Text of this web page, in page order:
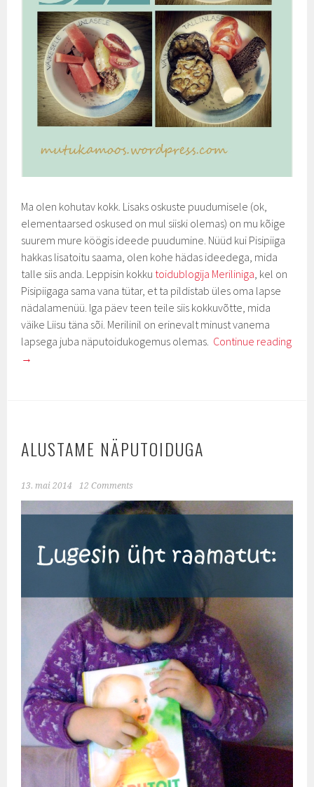
Ma olen kohutav kokk. Lisaks oskuste puudumisele (ok,
elementaarsed oskused on mul siiski olemas) on mu kõige
suurem mure köögis ideede puudumine. Nüüd kui Pisipiiga
hakkas lisatoitu saama, olen kohe hädas ideedega, mida
talle siis anda. Leppisin kokku toidublogija Meriliniga , kel on
Pisipiigaga sama vana tütar, et ta pildistab üles oma lapse
nädalamenüü. Iga päev teen teile siis kokkuvõtte, mida
väike Liisu täna sõi. Merilinil on erinevalt minust vanema
lapsega juba näputoidukogemus olemas. Continue reading
→
ALUSTAME NÄPUTOIDUGA
13. mai 2014 12 Comments